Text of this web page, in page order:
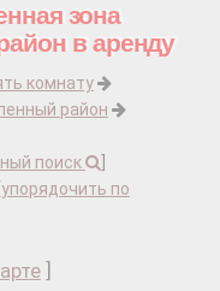
зона
в аренду
комнату
район
поиск
упорядочить по